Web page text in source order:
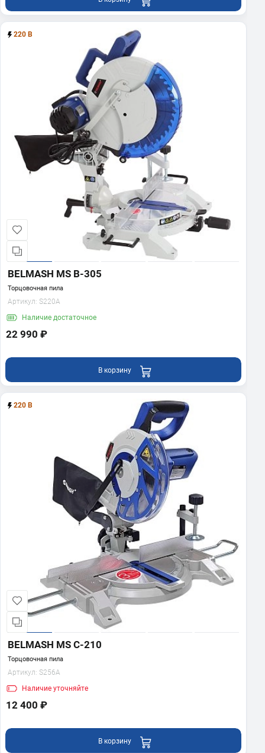
220 В
BELMASH MS B-305
Торцовочная пила
Артикул: S220A
Наличие достаточное
22 990 ₽
В корзину
220 В
BELMASH MS C-210
Торцовочная пила
Артикул: S256A
Наличие уточняйте
12 400 ₽
В корзину